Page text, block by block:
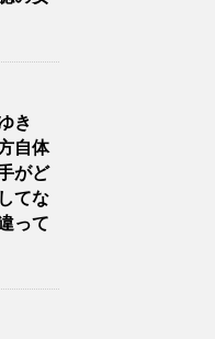
き
自体
がど
てな
って